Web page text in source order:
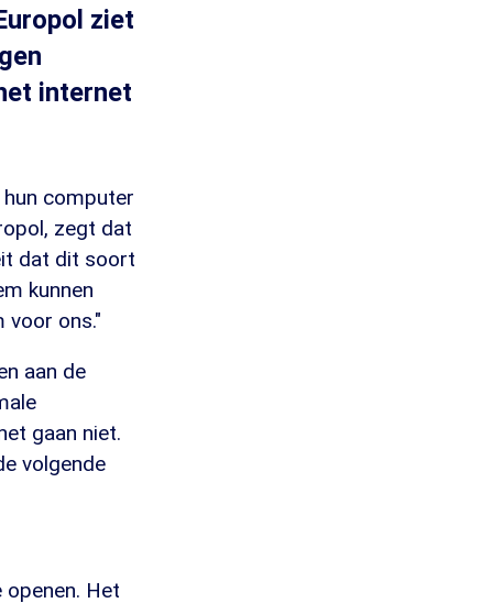
ziet
internet
computer
zegt dat
dat dit soort
kunnen
voor ons."
aan de
gaan niet.
volgende
Het